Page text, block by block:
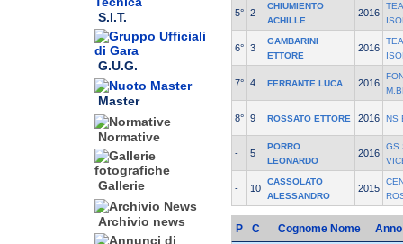
S.I.T.
G.U.G.
Master
Normative
Gallerie
Archivio news
5° 2
CHIUMIENTO
ACHILLE
2016
6° 3
GAMBARINI
ETTORE
2016
7° 4 FERRANTE LUCA 2016
8° 9 ROSSATO ETTORE 2016 NS
- 5
PORRO
LEONARDO
2016
GS
- 10
CASSOLATO
ALESSANDRO
2015
P C Cognome Nome
Anno